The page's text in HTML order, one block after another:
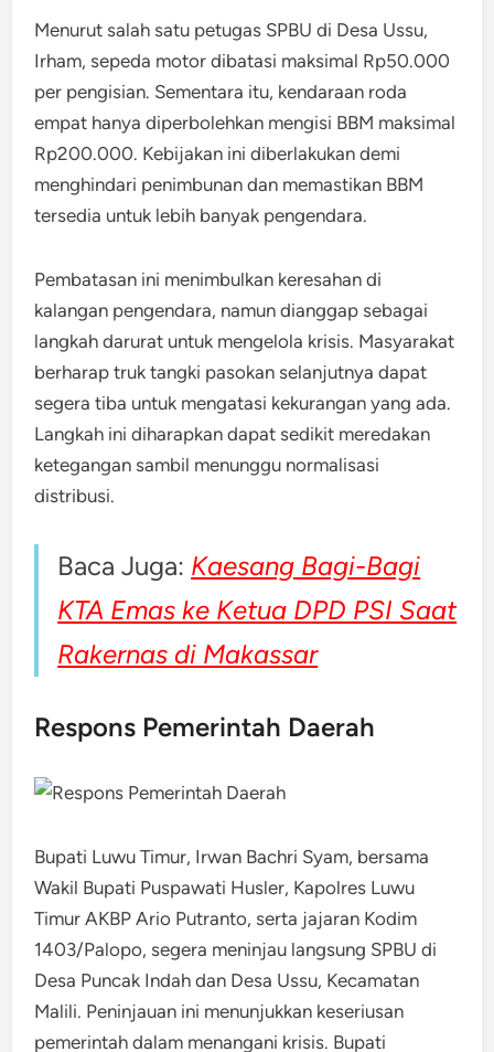
Menurut salah satu petugas SPBU di Desa Ussu,
Irham, sepeda motor dibatasi maksimal Rp50.000
per pengisian. Sementara itu, kendaraan roda
empat hanya diperbolehkan mengisi BBM maksimal
Rp200.000. Kebijakan ini diberlakukan demi
menghindari penimbunan dan memastikan BBM
tersedia untuk lebih banyak pengendara.
Pembatasan ini menimbulkan keresahan di
kalangan pengendara, namun dianggap sebagai
langkah darurat untuk mengelola krisis. Masyarakat
berharap truk tangki pasokan selanjutnya dapat
segera tiba untuk mengatasi kekurangan yang ada.
Langkah ini diharapkan dapat sedikit meredakan
ketegangan sambil menunggu normalisasi
distribusi.
Baca Juga: Kaesang Bagi-Bagi
KTA Emas ke Ketua DPD PSI Saat
Rakernas di Makassar
Respons Pemerintah Daerah
Bupati Luwu Timur, Irwan Bachri Syam, bersama
Wakil Bupati Puspawati Husler, Kapolres Luwu
Timur AKBP Ario Putranto, serta jajaran Kodim
1403/Palopo, segera meninjau langsung SPBU di
Desa Puncak Indah dan Desa Ussu, Kecamatan
Malili. Peninjauan ini menunjukkan keseriusan
pemerintah dalam menangani krisis. Bupati